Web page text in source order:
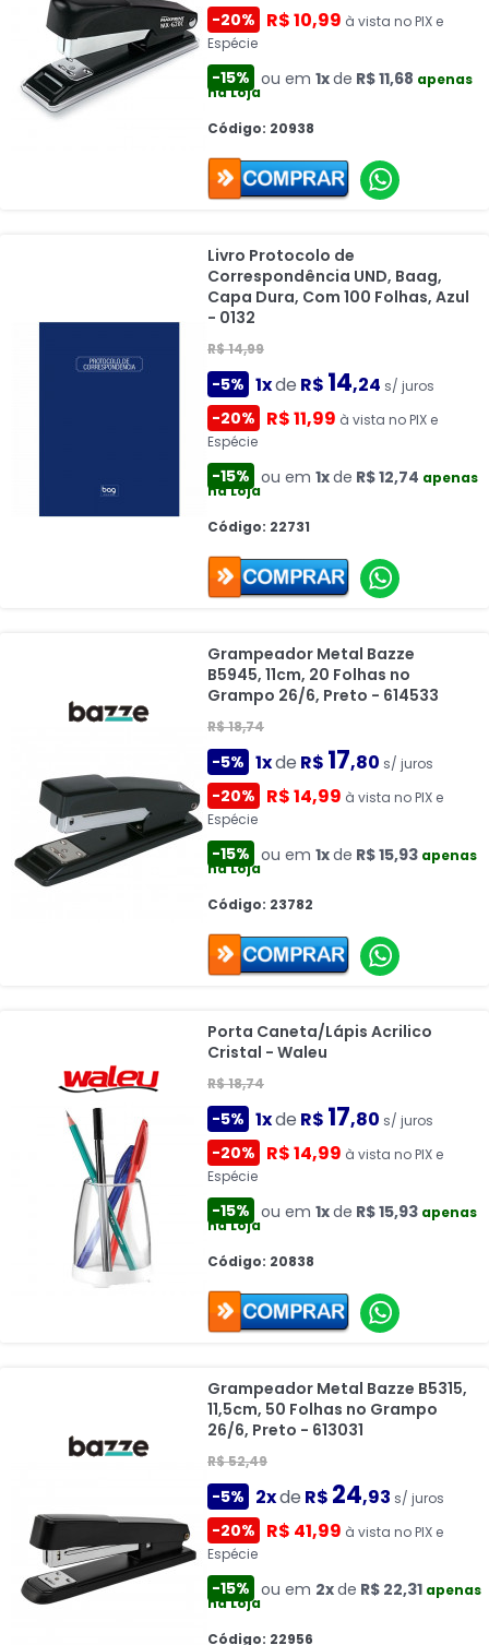
-20% R$ 10,99 à vista no PIX e
Espécie
-15% ou em 1xde R$ 11,68 apenas
na Loja
Código: 20938
Livro Protocolo de
Correspondência UND, Baag,
Capa Dura, Com 100 Folhas, Azul
- 0132
R$ 14,99
-5% 1xde R$ 14,24 s/ juros
-20% R$ 11,99 à vista no PIX e
Espécie
-15% ou em 1xde R$ 12,74 apenas
na Loja
Código: 22731
Grampeador Metal Bazze
B5945, 11cm, 20 Folhas no
Grampo 26/6, Preto - 614533
R$ 18,74
-5% 1xde R$ 17,80 s/ juros
-20% R$ 14,99 à vista no PIX e
Espécie
-15% ou em 1xde R$ 15,93 apenas
na Loja
Código: 23782
Porta Caneta/Lápis Acrilico
Cristal - Waleu
R$ 18,74
-5% 1xde R$ 17,80 s/ juros
-20% R$ 14,99 à vista no PIX e
Espécie
-15% ou em 1xde R$ 15,93 apenas
na Loja
Código: 20838
Grampeador Metal Bazze B5315,
11,5cm, 50 Folhas no Grampo
26/6, Preto - 613031
R$ 52,49
-5% 2xde R$ 24,93 s/ juros
-20% R$ 41,99 à vista no PIX e
Espécie
-15% ou em 2xde R$ 22,31 apenas
na Loja
Código: 22956